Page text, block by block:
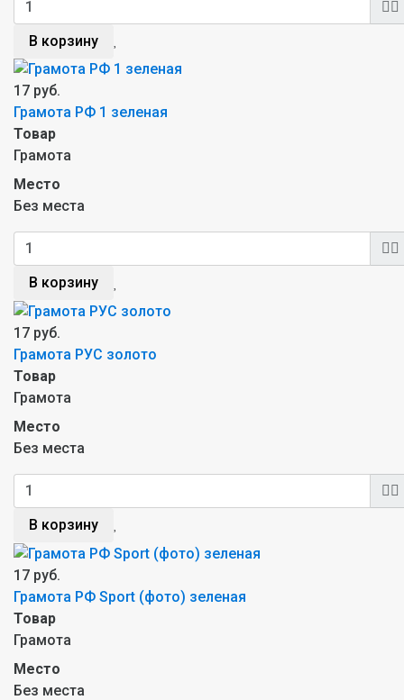
В корзину
17 руб.
Грамота РФ 1 зеленая
Товар
Грамота
Место
Без места
В корзину
17 руб.
Грамота РУС золото
Товар
Грамота
Место
Без места
В корзину
17 руб.
Грамота РФ Sport (фото) зеленая
Товар
Грамота
Место
Без места